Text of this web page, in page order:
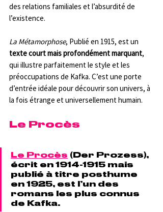
des relations familiales et l’absurdité de
l’existence.
La Métamorphose, Publié en 1915, est un
texte court mais profondément marquant,
qui illustre parfaitement le style et les
préoccupations de Kafka. C’est une porte
d’entrée idéale pour découvrir son univers, à
la fois étrange et universellement humain.
Le Procès
Le Procès (Der Prozess),
écrit en 1914-1915 mais
publié à titre posthume
en 1925, est l’un des
romans les plus connus
de Kafka.